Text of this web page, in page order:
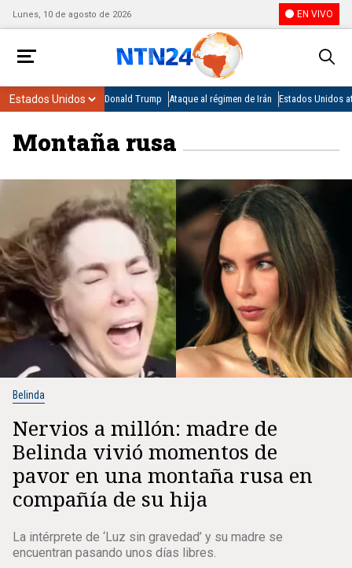
Lunes, 10 de agosto de 2026 EN VIVO
Donald Trump Ataque al régimen de Irán Estados Unidos
Montaña rusa
Belinda
Nervios a millón: madre de
Belinda vivió momentos de
pavor en una montaña rusa en
compañía de su hija
La intérprete de ‘Luz sin gravedad’ y su madre se
encuentran pasando unos días libres.